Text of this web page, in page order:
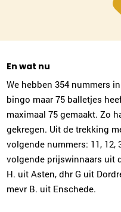
En wat nu
We hebben 354 nummers
bingo maar 75 balletjes
maximaal 75 gemaakt. Zo
gekregen. Uit de trekking
volgende nummers: 11, 12,
volgende prijswinnaars uit
H. uit Asten, dhr G uit
mevr B. uit Enschede.